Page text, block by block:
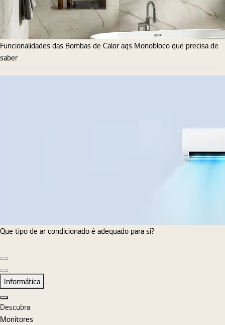
Funcionalidades das Bombas de Calor aqs Monobloco que precisa de
saber
Que tipo de ar condicionado é adequado para si?
Diapositivo seguinte
Informática
Fechar
Descubra
Monitores